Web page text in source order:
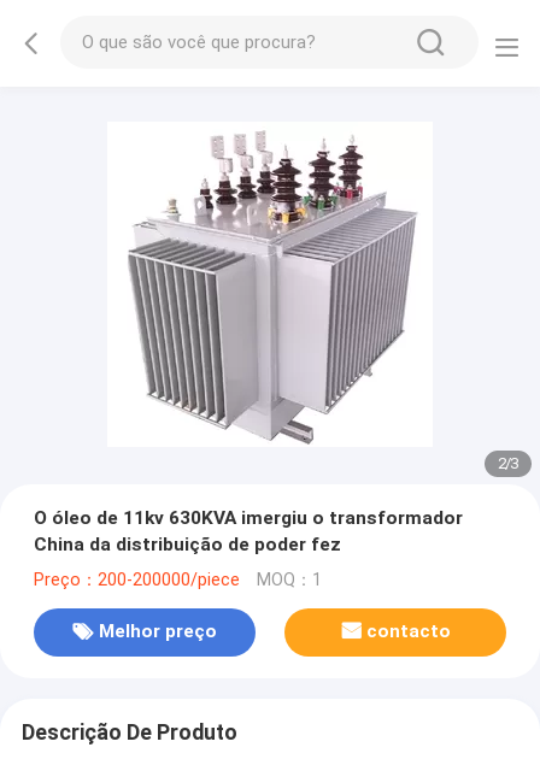
2/3
O óleo de 11kv 630KVA imergiu o transformador
China da distribuição de poder fez
Preço：200-200000/piece MOQ：1
Melhor preço contacto
Descrição De Produto